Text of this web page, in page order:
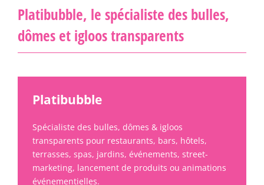
Platibubble, le spécialiste des bulles,
dômes et igloos transparents
Platibubble
Spécialiste des bulles, dômes & igloos
transparents pour restaurants, bars, hôtels,
terrasses, spas, jardins, événements, street-
marketing, lancement de produits ou animations
événementielles.